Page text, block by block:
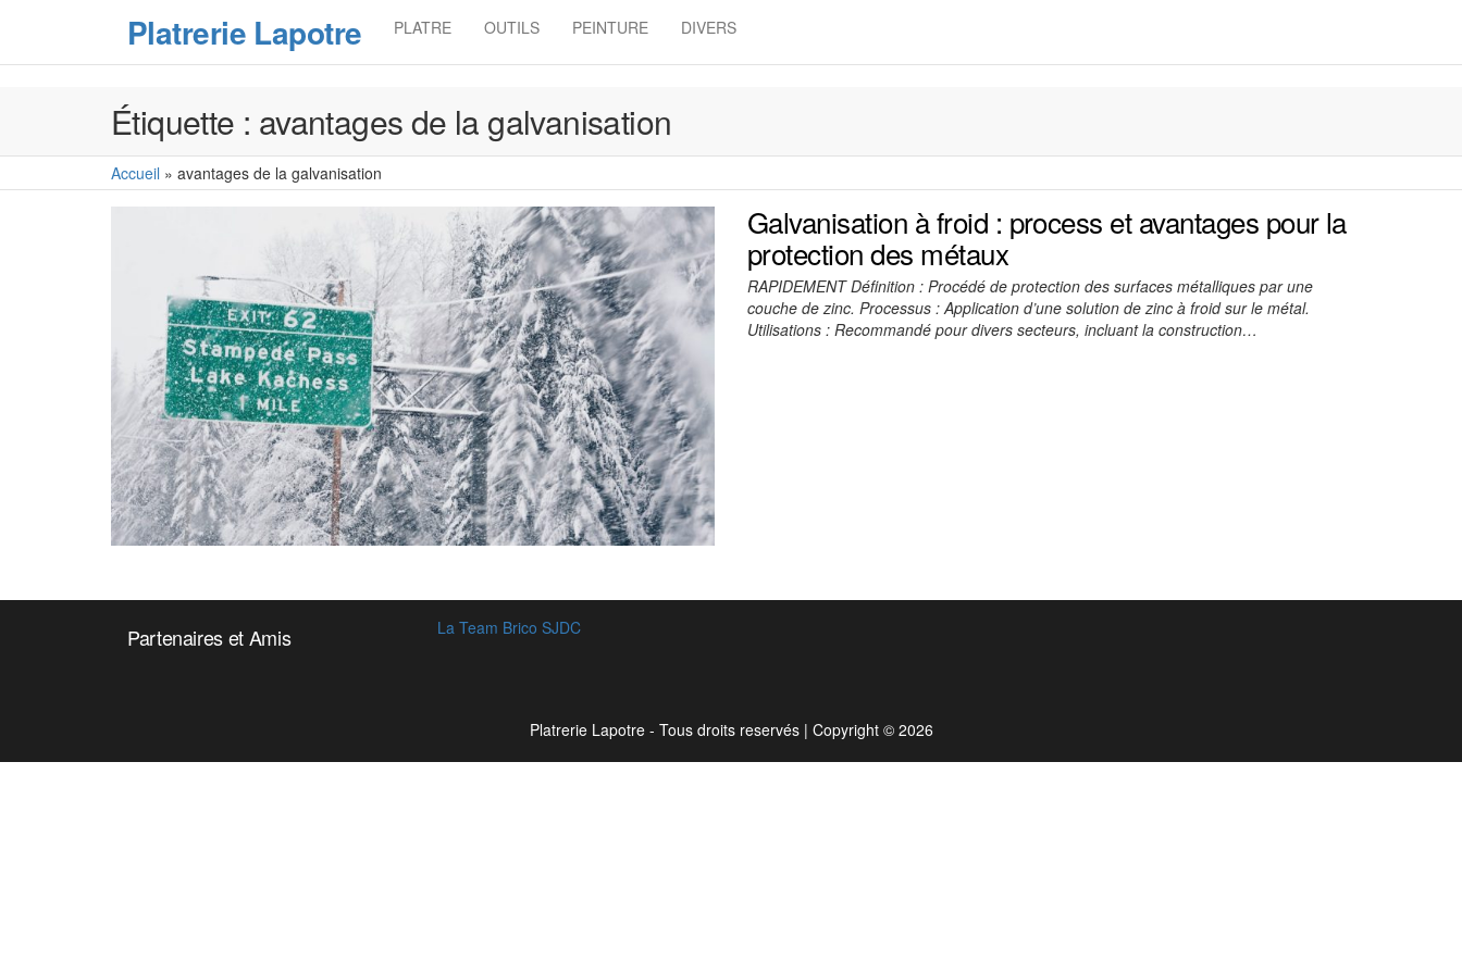
Platrerie Lapotre PLATRE OUTILS PEINTURE DIVERS
Étiquette : avantages de la galvanisation
Accueil » avantages de la galvanisation
Galvanisation à froid : process et avantages pour la
protection des métaux
RAPIDEMENT Définition : Procédé de protection des surfaces métalliques par une
couche de zinc. Processus : Application d’une solution de zinc à froid sur le métal.
Utilisations : Recommandé pour divers secteurs, incluant la construction…
Partenaires et Amis La Team Brico SJDC
Platrerie Lapotre - Tous droits reservés | Copyright © 2026